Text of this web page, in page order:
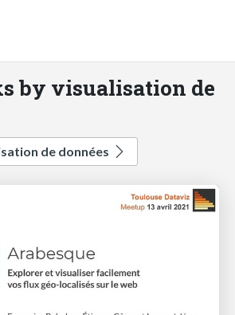
by visualisation de
de données